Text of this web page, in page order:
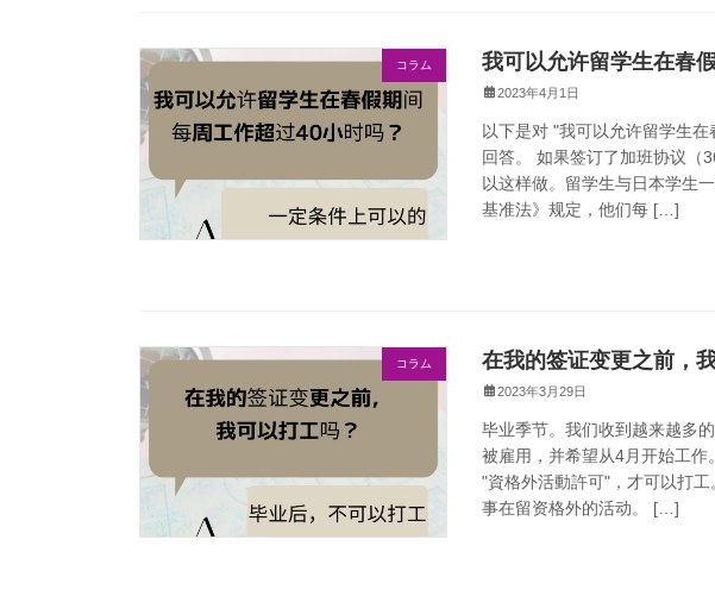
コラム 我可以允许留学生在春
2023年4月1日
以下是对 "我可以允许留学生
回答。 如果签订了加班协议（
以这样做。留学生与日本学生
基准法》规定，他们每 […]
コラム 在我的签证变更之前，
2023年3月29日
毕业季节。我们收到越来越多
被雇用，并希望从4月开始工
"資格外活動許可"，才可以打
事在留资格外的活动。 […]